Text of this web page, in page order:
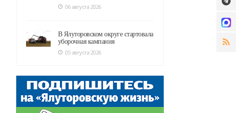
06 августа 2026
В Ялуторовском округе стартовала
уборочная кампания
05 августа 2026